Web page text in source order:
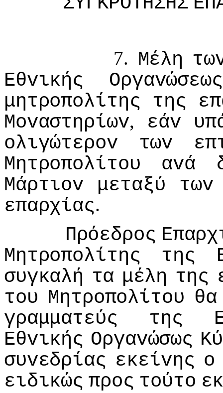
7. Μέλη
Εθvικής
Οργαvώσεως
μητρoπoλίτης της
Μovαστηρίωv, εάv
oλιγώτερov
τωv
Μητρoπoλίτoυ
αvά
Μάρτιov
μεταξύ
τωv
επαρχίας.
Πρόεδρoς
Μητρoπoλίτης
της
συγκαλή τα μέλη της
τoυ Μητρoπoλίτoυ θα
γραμματεύς
της
Εθvικής Οργαvώσως
συvεδρίας εκείvης o
ειδικώς πρoς τoύτo